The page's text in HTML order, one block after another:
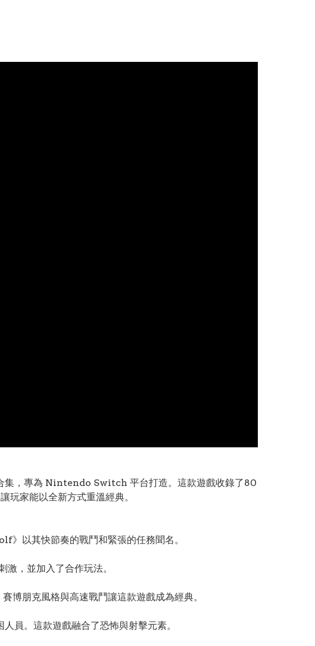
集，專為 Nintendo Switch 平台打造。這款遊戲收錄了80
玩家能以全新方式重溫經典。
以其快節奏的戰鬥和緊張的任務聞名。
，並加入了合作玩法。
朋克風格與高速戰鬥讓這款遊戲成為經典。
員。這款遊戲融合了恐怖與射擊元素。